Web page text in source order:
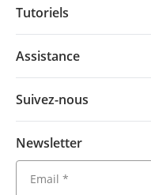
Tutoriels
Assistance
Suivez-nous
Newsletter